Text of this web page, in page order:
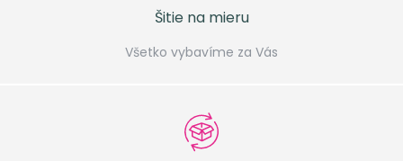
Šitie na mieru
Všetko vybavíme za Vás